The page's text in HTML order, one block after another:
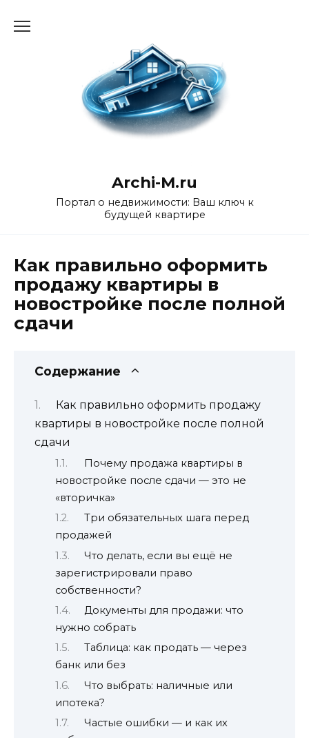
Archi-M.ru
Портал о недвижимости: Ваш ключ к
будущей квартире
Как правильно оформить
продажу квартиры в
новостройке после полной
сдачи
Содержание
Как правильно оформить продажу
квартиры в новостройке после полной
сдачи
Почему продажа квартиры в
новостройке после сдачи — это не
«вторичка»
Три обязательных шага перед
продажей
Что делать, если вы ещё не
зарегистрировали право
собственности?
Документы для продажи: что
нужно собрать
Таблица: как продать — через
банк или без
Что выбрать: наличные или
ипотека?
Частые ошибки — и как их